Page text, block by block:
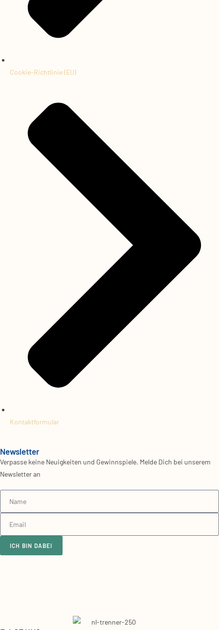
Cookie-Richtlinie (EU)
Kontaktformular
Newsletter
Verpasse keine Neuigkeiten und Gewinnspiele. Melde Dich bei unserem
Newsletter an
ICH BIN DABEI